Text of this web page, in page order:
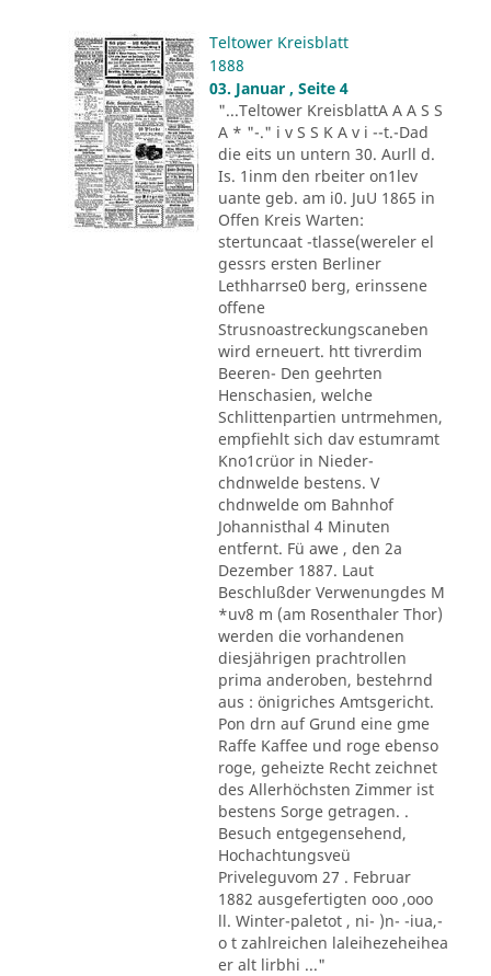
Teltower Kreisblatt
1888
03. Januar , Seite 4
"...Teltower KreisblattA A A S S
A * "-." i v S S K A v i --t.-Dad
die eits un untern 30. Aurll d.
Is. 1inm den rbeiter on1lev
uante geb. am i0. JuU 1865 in
Offen Kreis Warten:
stertuncaat -tlasse(wereler el
gessrs ersten Berliner
Lethharrse0 berg, erinssene
offene
Strusnoastreckungscaneben
wird erneuert. htt tivrerdim
Beeren- Den geehrten
Henschasien, welche
Schlittenpartien untrmehmen,
empfiehlt sich dav estumramt
Kno1crüor in Nieder-
chdnwelde bestens. V
chdnwelde om Bahnhof
Johannisthal 4 Minuten
entfernt. Fü awe , den 2a
Dezember 1887. Laut
Beschlußder Verwenungdes M
*uv8 m (am Rosenthaler Thor)
werden die vorhandenen
diesjährigen prachtrollen
prima anderoben, bestehrnd
aus : önigriches Amtsgericht.
Pon drn auf Grund eine gme
Raffe Kaffee und roge ebenso
roge, geheizte Recht zeichnet
des Allerhöchsten Zimmer ist
bestens Sorge getragen. .
Besuch entgegensehend,
Hochachtungsveü
Priveleguvom 27 . Februar
1882 ausgefertigten ooo ,ooo
ll. Winter-paletot , ni- )n- -iua,-
o t zahlreichen laleihezeheihea
er alt lirbhi ..."